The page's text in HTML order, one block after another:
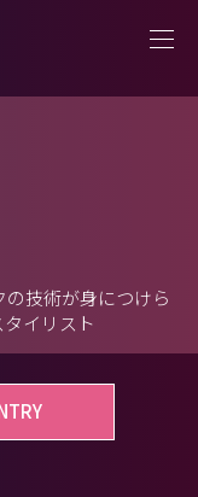
技術が身につけら
イリスト